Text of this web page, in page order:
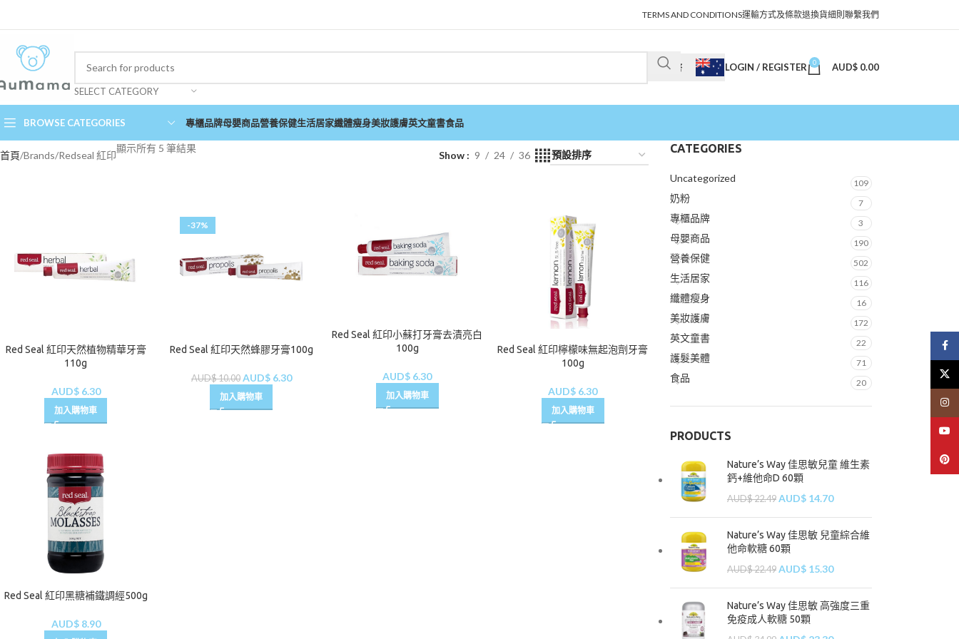
TERMS AND CONDITIONS運輸方式及條款退換貨細則 聯繫我們
SELECT CATEGORY
澳幣 LOGIN / REGISTER 0 AUD$ 0.00
BROWSE CATEGORIES 專櫃品牌母嬰商品營養保健生活居家纖體瘦身美妝護膚英文童書食品
首頁 Brands Redseal 紅印
顯示所有 5 筆結果
Show 9 24 36
Red Seal 紅印天然植物精華牙膏
110g
AUD$6.30
加入購物車
-37%
Red Seal 紅印天然蜂膠牙膏100g
AUD$10.00 AUD$6.30
加入購物車
Red Seal 紅印小蘇打牙膏去漬亮白
100g
AUD$ 6.30
加入購物車
Red Seal 紅印檸檬味無起泡劑牙膏
100g
AUD$ 6.30
加入購物車
Red Seal 紅印黑糖補鐵調經500g
AUD$8.90
CATEGORIES
Uncategorized 109
奶粉 7
專櫃品牌 3
母嬰商品 190
營養保健 502
生活居家 116
纖體瘦身 16
美妝護膚 172
英文童書 22
護髮美體 71
食品 20
PRODUCTS
Nature’s Way 佳思敏兒童 維生素
鈣+維他命D 60顆
AUD$22.49 AUD$14.70
Nature’s Way 佳思敏 兒童綜合維
他命軟糖 60顆
AUD$22.49 AUD$15.30
Nature’s Way 佳思敏 高強度三重
免疫成人軟糖 50顆